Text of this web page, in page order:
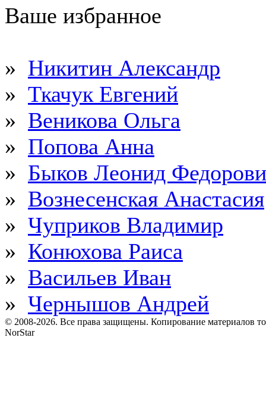
Ваше избранное
» Никитин Александр
» Ткачук Евгений
» Веникова Ольга
» Попова Анна
» Быков Леонид
» Вознесенская Анастасия
» Чуприков Владимир
» Конюхова Раиса
» Васильев Иван
» Чернышов Андрей
© 2008-2026. Все права защищены. Копирование материалов
NorStar